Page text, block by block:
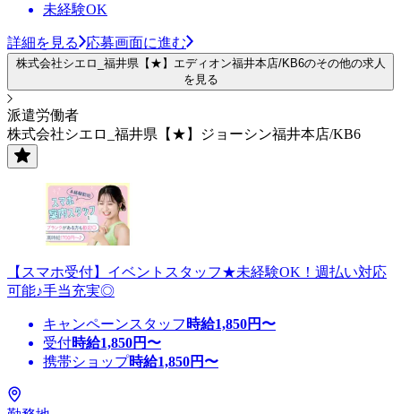
未経験OK
詳細を見る 応募画面に進む
株式会社シエロ_福井県【★】エディオン福井本店/KB6のその他の求人
を見る
派遣労働者
株式会社シエロ_福井県【★】ジョーシン福井本店/KB6
【スマホ受付】イベントスタッフ★未経験OK！週払い対応
可能♪手当充実◎
キャンペーンスタッフ 時給1,850円〜
受付時給1,850円〜
携帯ショップ時給1,850円〜